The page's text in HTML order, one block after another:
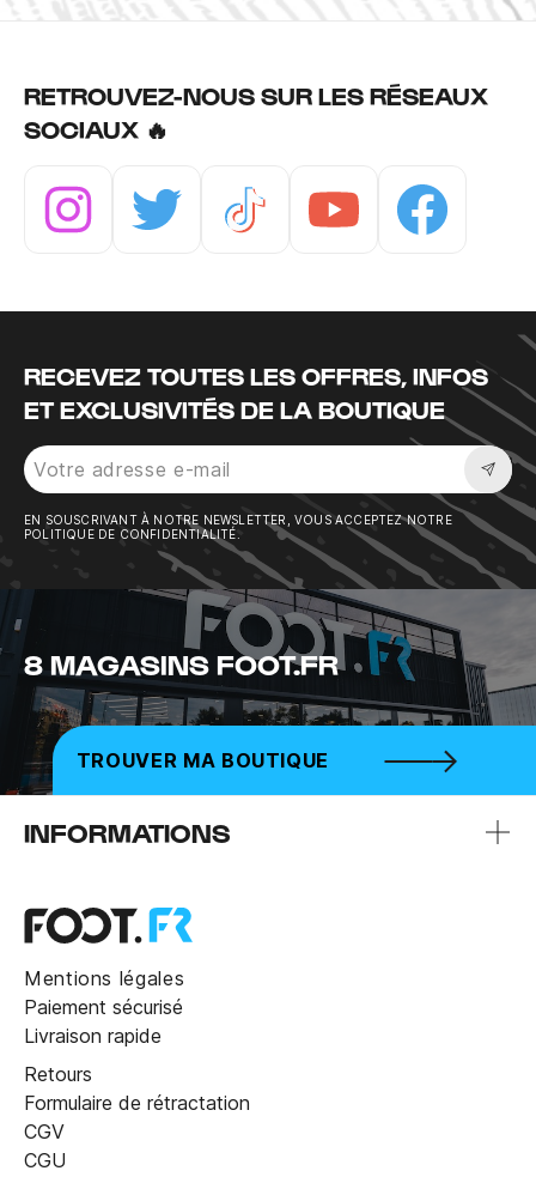
RETROUVEZ-NOUS SUR LES RÉSEAUX
SOCIAUX 🔥
RECEVEZ TOUTES LES OFFRES, INFOS
ET EXCLUSIVITÉS DE LA BOUTIQUE
EN SOUSCRIVANT À NOTRE NEWSLETTER, VOUS ACCEPTEZ NOTRE
POLITIQUE DE CONFIDENTIALITÉ.
8 MAGASINS FOOT.FR
TROUVER MA BOUTIQUE
INFORMATIONS
Mentions légales
Paiement sécurisé
Livraison rapide
Retours
Formulaire de rétractation
CGV
CGU